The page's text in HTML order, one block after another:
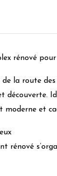
locaux
ou BBC
rénové
la route
découverte.
moderne et
rénové